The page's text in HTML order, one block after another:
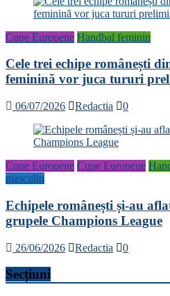
Cupe Europene Handbal feminin
Cele trei echipe românești
feminină vor juca tururi
06/07/2026 Redactia 0
Cupe Europene Cupe Europene
masculin
Echipele românești și-au
grupele Champions League
26/06/2026 Redactia 0
Secțiuni